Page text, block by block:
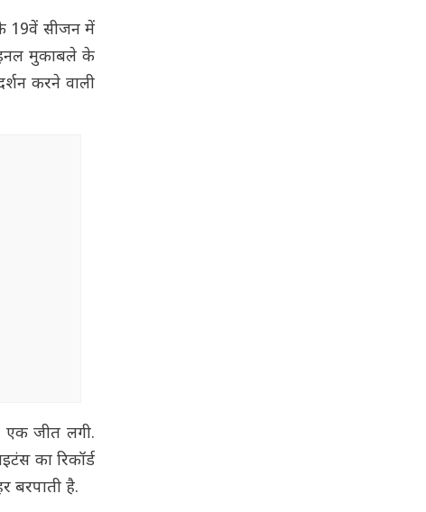
19वें सीजन में
मुकाबले के
करने वाली
जीत लगी.
का रिकॉर्ड
बरपाती है.